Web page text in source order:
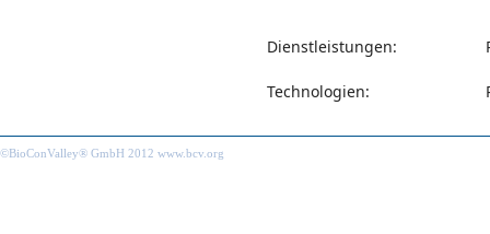
Dienstleistungen:
Technologien:
©BioConValley® GmbH 2012 www.bcv.org